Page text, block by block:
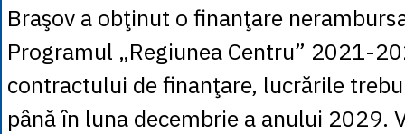
Braşov a obţinut o finanţare
Programul „Regiunea Centru” 2021-
contractului de finanţare, lucrările
până în luna decembrie a anului 2029.